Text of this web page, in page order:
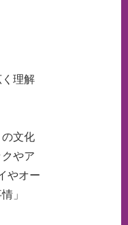
理解
文化
やア
やオー
」